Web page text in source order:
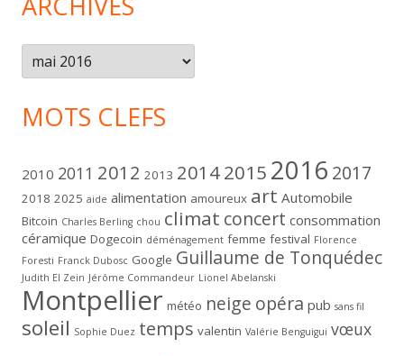
Archives
MOTS CLEFS
2010 2011 2012 2013 20142015 2016 2017
2018 2025 aide alimentation amoureux art Automobile
Bitcoin Charles Berling chou climat concert consommation
céramique Dogecoin déménagement femme festival Florence
Foresti Franck Dubosc Google Guillaume de Tonquédec
Judith El Zein Jérôme Commandeur Lionel Abelanski
Montpellier météo neige opéra pub sans fil
soleil Sophie Duez temps valentin Valérie Benguigui vœux